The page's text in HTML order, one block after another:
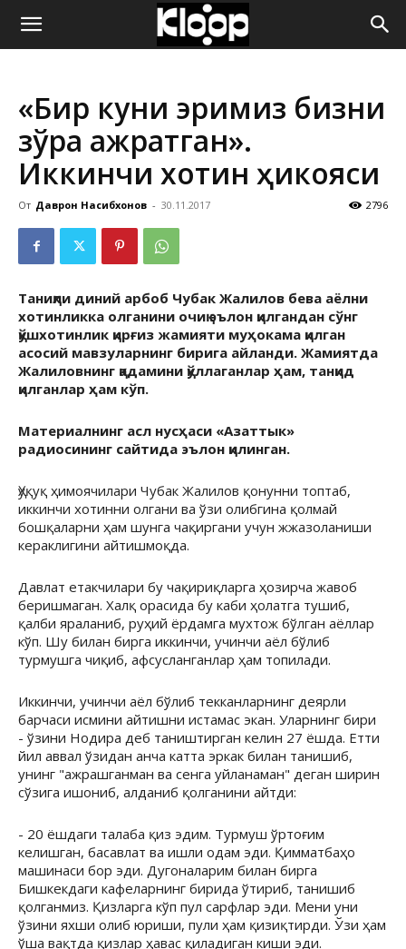
ҚИРҒИЗИСТОН
ЯНГИЛИКЛАРИ
«Бир куни эримиз бизни
зўрға ажратган».
Иккинчи хотин ҳикояси
От Даврон Насибхонов - 30.11.2017 2796
Таниқли диний арбоб Чубак Жалилов бева аёлни
хотинликка олганини очиқ эълон қилгандан сўнг
қўшхотинлик қирғиз жамияти муҳокама қилган
асосий мавзуларнинг бирига айланди. Жамиятда
Жалиловнинг қадамини қўллаганлар ҳам, танқид
қилганлар ҳам кўп.
Материалнинг асл нусҳаси «Азаттык»
радиосининг сайтида эълон қилинган.
Ҳуқуқ ҳимоячилари Чубак Жалилов қонунни топтаб,
иккинчи хотинни олгани ва ўзи олибгина қолмай
бошқаларни ҳам шунга чақиргани учун жжазоланиши
кераклигини айтишмоқда.
Давлат етакчилари бу чақириқларга ҳозирча жавоб
беришмаган. Халқ орасида бу каби ҳолатга тушиб,
қалби яраланиб, руҳий ёрдамга мухтож бўлган аёллар
кўп. Шу билан бирга иккинчи, учинчи аёл бўлиб
турмушга чиқиб, афсусланганлар ҳам топилади.
Иккинчи, учинчи аёл бўлиб текканларнинг деярли
барчаси исмини айтишни истамас экан. Уларнинг бири
- ўзини Нодира деб таништирган келин 27 ёшда. Етти
йил аввал ўзидан анча катта эркак билан танишиб,
унинг "ажрашганман ва сенга уйланаман" деган ширин
сўзига ишониб, алданиб қолганини айтди:
- 20 ёшдаги талаба қиз эдим. Турмуш ўртоғим
келишган, басавлат ва ишли одам эди. Қимматбаҳо
машинаси бор эди. Дугоналарим билан бирга
Бишкекдаги кафеларнинг бирида ўтириб, танишиб
қолганмиз. Қизларга кўп пул сарфлар эди. Мени уни
ўзини яхши олиб юриши, пули ҳам қизиқтирди. Ўзи ҳам
ўша вақтда қизлар ҳавас қиладиган киши эди.